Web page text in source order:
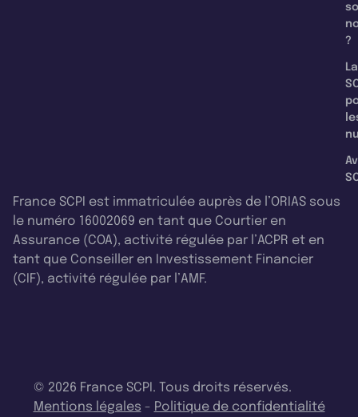
?
La
France SCPI est immatriculée auprès de l’ORIAS sous
le numéro 16002069 en tant que Courtier en
Assurance (COA), activité régulée par l’ACPR et en
tant que Conseiller en Investissement Financier
(CIF), activité régulée par l’AMF.
© 2026 France SCPI. Tous droits réservés.
Mentions légales - Politique de confidentialité